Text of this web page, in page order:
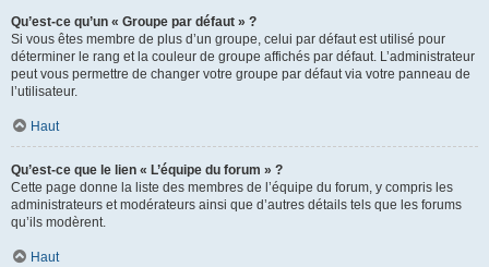
Qu’est-ce qu’un « Groupe par défaut » ?
Si vous êtes membre de plus d’un groupe, celui par défaut est utilisé pour
déterminer le rang et la couleur de groupe affichés par défaut. L’administrateur
peut vous permettre de changer votre groupe par défaut via votre panneau de
l’utilisateur.
Haut
Qu’est-ce que le lien « L’équipe du forum » ?
Cette page donne la liste des membres de l’équipe du forum, y compris les
administrateurs et modérateurs ainsi que d’autres détails tels que les forums
qu’ils modèrent.
Haut